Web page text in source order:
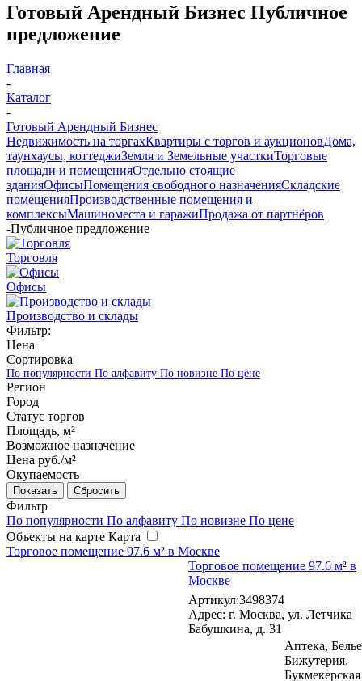
Готовый Арендный Бизнес Публичное
предложение
Главная
-
Каталог
-
Готовый Арендный Бизнес
Недвижимость на торгахКвартиры с торгов и аукционовДома,
таунхаусы, коттеджиЗемля и Земельные участкиТорговые
площади и помещенияОтдельно стоящие
зданияОфисыПомещения свободного назначенияСкладские
помещенияПроизводственные помещения и
комплексыМашиноместа и гаражиПродажа от партнёров
-Публичное предложение
Торговля
Офисы
Производство и склады
Фильтр:
Цена
Сортировка
По популярности По алфавиту По новизне По цене
Регион
Город
Статус торгов
Площадь, м²
Возможное назначение
Цена руб./м²
Окупаемость
Сбросить
Фильтр
По популярности По алфавиту По новизне По цене
Объекты на карте Карта
Торговое помещение 97.6 м² в Москве
Торговое помещение 97.6 м² в
Москве
Артикул:3498374
Адрес: г. Москва, ул. Летчика
Бабушкина, д. 31
Аптека,
Бижутерия,
Букмекерская